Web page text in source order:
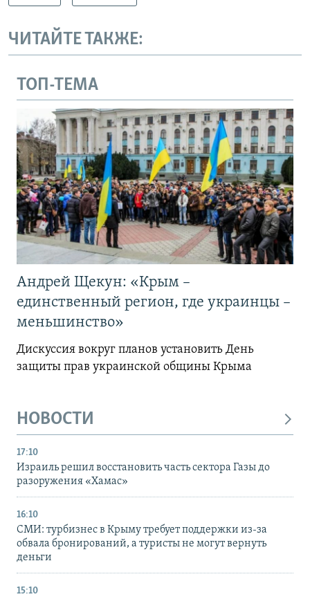
ЧИТАЙТЕ ТАКЖЕ:
ТОП-ТЕМА
Андрей Щекун: «Крым –
единственный регион, где украинцы –
меньшинство»
Дискуссия вокруг планов установить День
защиты прав украинской общины Крыма
НОВОСТИ
17:10
Израиль решил восстановить часть сектора Газы до
разоружения «Хамас»
16:10
СМИ: турбизнес в Крыму требует поддержки из-за
обвала бронирований, а туристы не могут вернуть
деньги
15:10